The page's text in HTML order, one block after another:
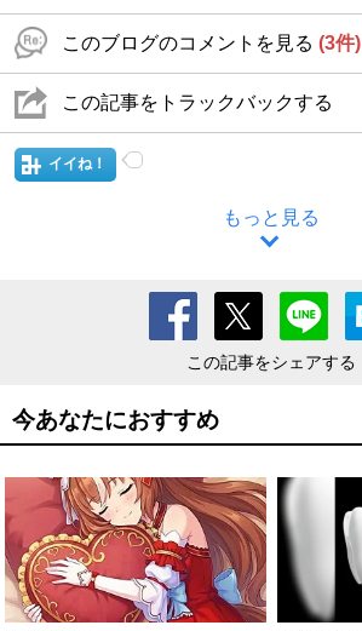
このブログのコメントを見る (3件)
この記事をトラックバックする
イイね！
もっと見る
この記事をシェアする
今あなたにおすすめ